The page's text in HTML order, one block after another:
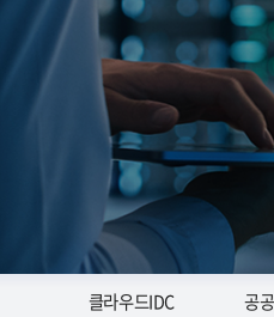
클라우드IDC 공공